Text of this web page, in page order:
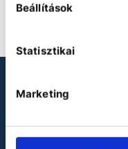
Beállítások
Statisztikai
Marketing
LOOKING